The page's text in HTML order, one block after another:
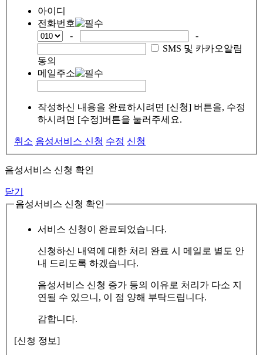
아이디
전화번호
-
-
SMS 및 카카오알림
동의
메일주소
작성하신 내용을 완료하시려면 [신청] 버튼을, 수정
하시려면 [수정]버튼을 눌러주세요.
취소 음성서비스 신청 수정 신청
음성서비스 신청 확인
닫기
음성서비스 신청 확인
서비스 신청이 완료되었습니다.
신청하신 내역에 대한 처리 완료 시 메일로 별도 안
내 드리도록 하겠습니다.
음성서비스 신청 증가 등의 이유로 처리가 다소 지
연될 수 있으니, 이 점 양해 부탁드립니다.
감합니다.
[신청 정보]